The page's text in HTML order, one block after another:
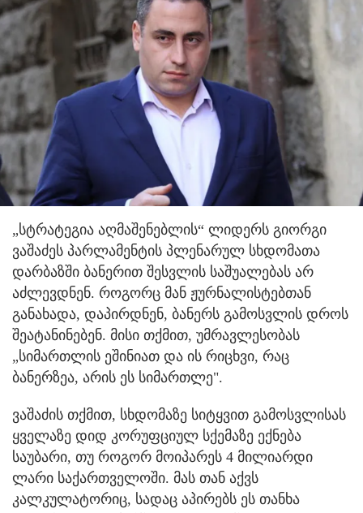
„სტრატეგია აღმაშენებლის“ ლიდერს გიორგი
ვაშაძეს პარლამენტის პლენარულ სხდომათა
დარბაზში ბანერით შესვლის საშუალებას არ
აძლევდნენ. როგორც მან ჟურნალისტებთან
განახადა, დაპირდნენ, ბანერს გამოსვლის დროს
შეატანინებენ. მისი თქმით, უმრავლესობას
„სიმართლის ეშინიათ და ის რიცხვი, რაც
ბანერზეა, არის ეს სიმართლე".
ვაშაძის თქმით, სხდომაზე სიტყვით გამოსვლისას
ყველაზე დიდ კორუფციულ სქემაზე ექნება
საუბარი, თუ როგორ მოიპარეს 4 მილიარდი
ლარი საქართველოში. მას თან აქვს
კალკულატორიც, სადაც აპირებს ეს თანხა